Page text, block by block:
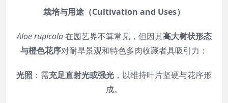
栽培与用途（Cultivation and Uses）
Aloe rupicola在园艺界不算常见，但因其高大树状形态
与橙色花序对耐旱景观和特色多肉收藏者具吸引力：
光照 ：需充足直射光或强光 ，以维持叶片坚硬与花序形
成。